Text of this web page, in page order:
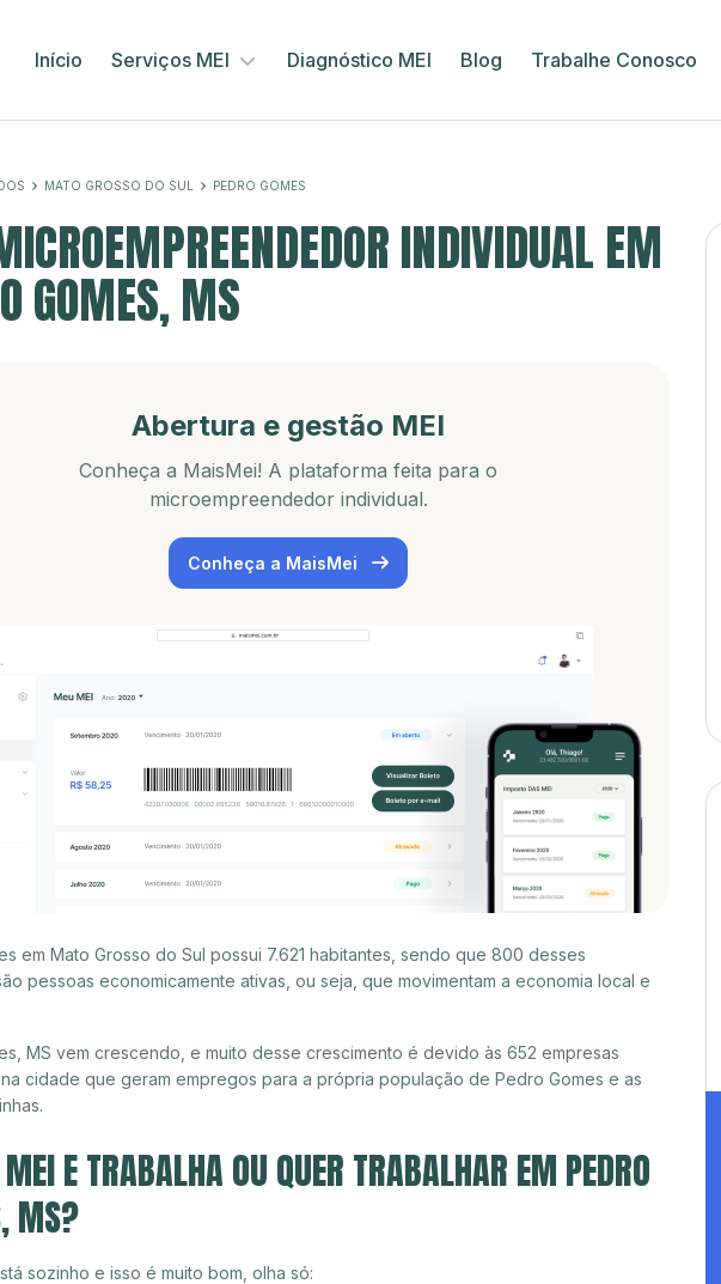
Início Serviços MEI Diagnóstico MEI Blog Trabalhe Conosco
MATO GROSSO DO SUL PEDRO GOMES
INDIVIDUAL EM
GOMES, MS
Abertura e gestão MEI
Conheça a MaisMei! A plataforma feita para o
microempreendedor individual.
Conheça a MaisMei
em Mato Grosso do Sul possui 7.621 habitantes, sendo que 800 desses
pessoas economicamente ativas, ou seja, que movimentam a economia local e
MS vem crescendo, e muito desse crescimento é devido às 652 empresas
cidade que geram empregos para a própria população de Pedro Gomes e as
E TRABALHA OU QUER TRABALHAR EM PEDRO
MS?
sozinho e isso é muito bom, olha só: